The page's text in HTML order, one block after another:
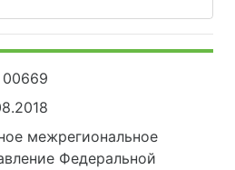
межрегиональное
Федеральной